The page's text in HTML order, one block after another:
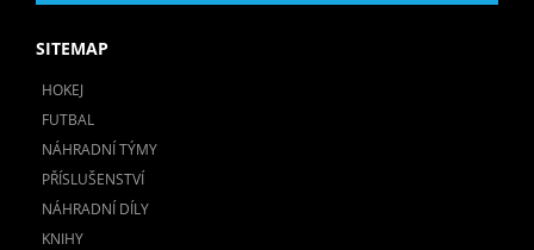
SITEMAP
HOKEJ
FUTBAL
NÁHRADNÍ TÝMY
PŘÍSLUŠENSTVÍ
NÁHRADNÍ DÍLY
KNIHY